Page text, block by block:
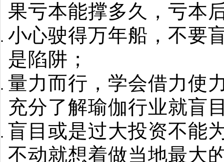
果亏本能撑多久，亏本
小心驶得万年船，不要
是陷阱；
量力而行，学会借力使
充分了解瑜伽行业就盲
盲目或是过大投资不能
不动就想着做当地最大